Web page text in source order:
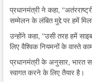
प्रधानमंत्री ने कहा,
सम्मेलन के लंबित मुद्दे पर हमें
उन्होंने कहा, ‘‘उसी तरह हमें
लिए वैश्विक नियमनों के वास्ते
प्रधानमंत्री के अनुसार, भारत
स्वागत करने के लिए तैयार है।